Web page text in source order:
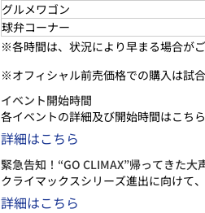
グルメワゴン
球弁コーナー
※各時間は、状況により早まる場合がご
※オフィシャル前売価格での購入は試
イベント開始時間
各イベントの詳細及び開始時間はこち
詳細はこちら
緊急告知！“GO CLIMAX”帰ってきた大
クライマックスシリーズ進出に向けて
詳細はこちら